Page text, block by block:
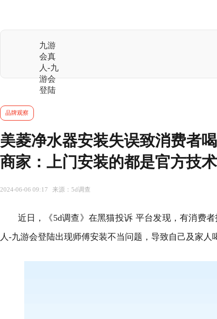
九游
会真
人-九
游会
登陆
品牌观察
美菱净水器安装失误致消费者
商家：上门安装的都是官方技
2024-06-06 09:17 来源：5d调查
近日，《5d调查》在黑猫投诉 平台发现，有消费者
人-九游会登陆出现师傅安装不当问题，导致自己及家人